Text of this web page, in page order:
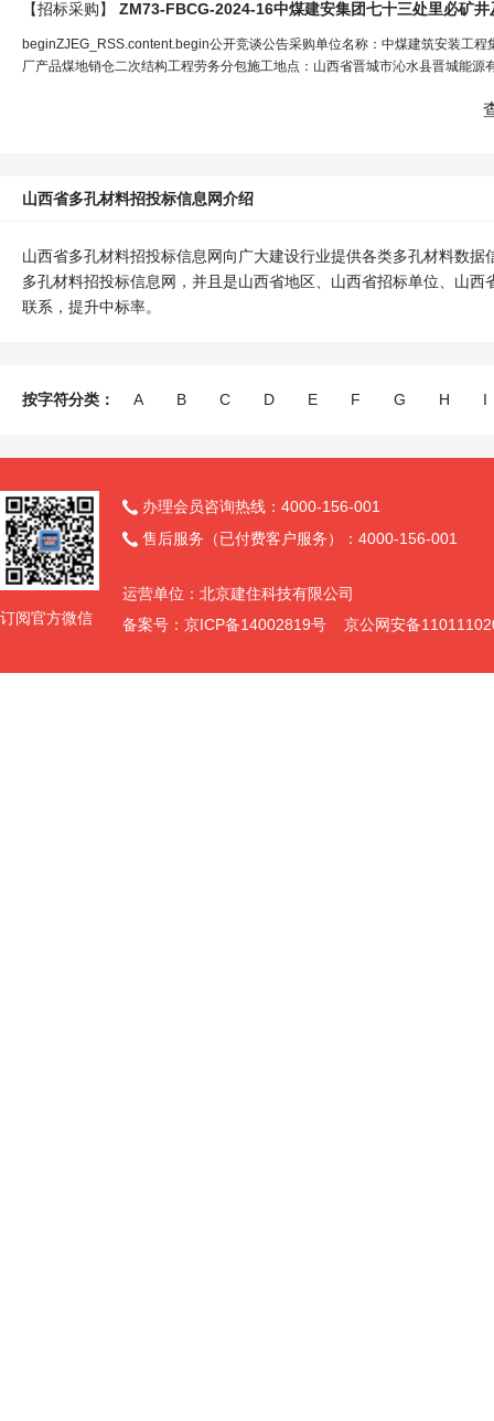
【招标采购】
beginZJEG_RSS.content.begin公开竞谈公告采购单位名称：中煤建筑安装工
厂产品煤地销仓二次结构工程劳务分包施工地点：山西省晋城市沁水县晋城能
山西省多孔材料招投标信息网介绍
山西省多孔材料招投标信息网向广大建设行业提供各类多孔材料数
多孔材料招投标信息网，并且是山西省地区、山西省招标单位、山
联系，提升中标率。
按字符分类： A B C D E F G H I
订阅官方微信
 办理会员咨询热线：4000-156-001
 售后服务（已付费客户服务）：4000-156-001
运营单位：北京建住科技有限公司
备案号：京ICP备14002819号 京公网安备